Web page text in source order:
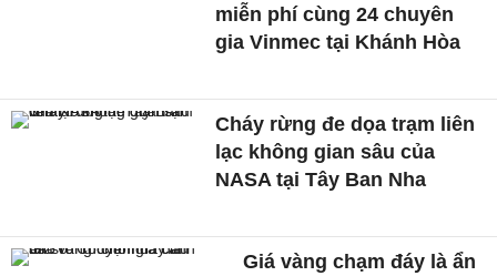
miễn phí cùng 24 chuyên
gia Vinmec tại Khánh Hòa
Cháy rừng đe dọa trạm liên
lạc không gian sâu của
NASA tại Tây Ban Nha
Giá vàng chạm đáy là ẩn